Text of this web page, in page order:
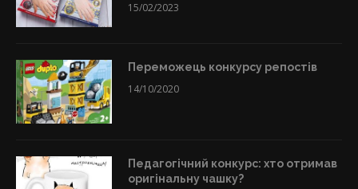
15/02/2023
Переможець конкурсу репостів
14/10/2020
Педагогічний конкурс: хто отримав
оригінальну чашку?